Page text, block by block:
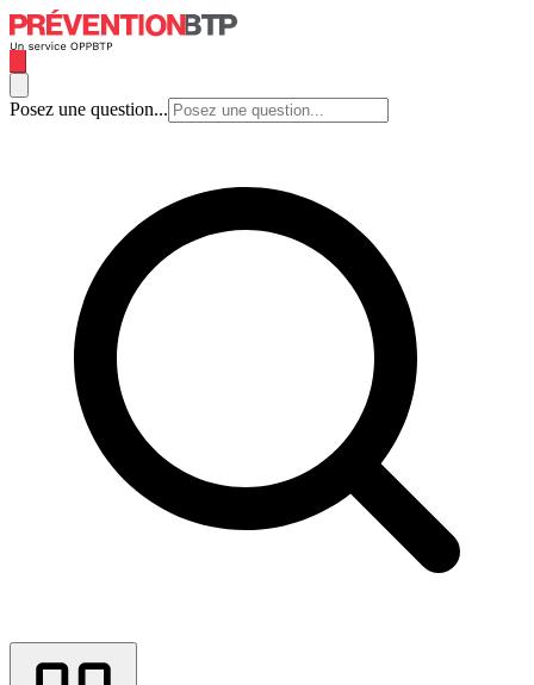
Posez une question...